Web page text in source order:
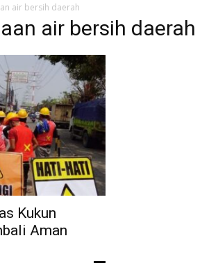
air bersih daerah
air bersih daerah
Kukun
Aman